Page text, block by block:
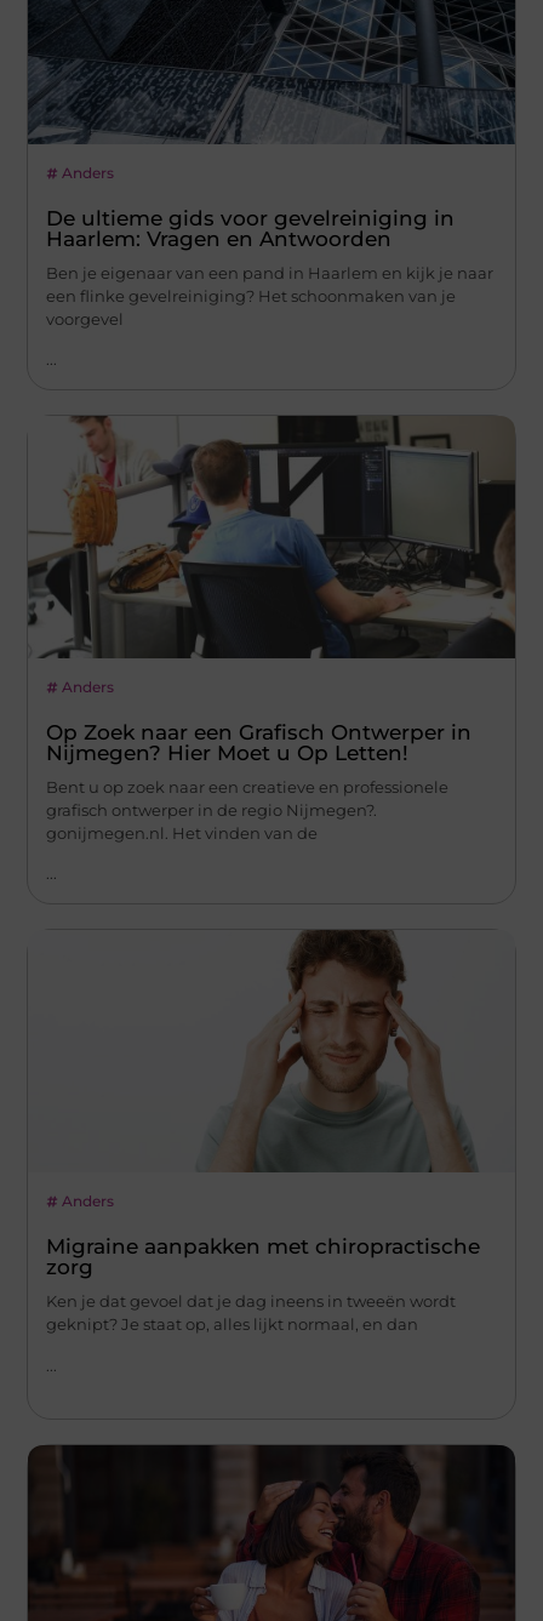
Anders
De ultieme gids voor gevelreiniging in
Haarlem: Vragen en Antwoorden
Ben je eigenaar van een pand in Haarlem en kijk je naar
een flinke gevelreiniging? Het schoonmaken van je
voorgevel
Anders
Op Zoek naar een Grafisch Ontwerper in
Nijmegen? Hier Moet u Op Letten!
Bent u op zoek naar een creatieve en professionele
grafisch ontwerper in de regio Nijmegen?.
gonijmegen.nl. Het vinden van de
...
Anders
Migraine aanpakken met chiropractische
zorg
Ken je dat gevoel dat je dag ineens in tweeën wordt
geknipt? Je staat op, alles lijkt normaal, en dan